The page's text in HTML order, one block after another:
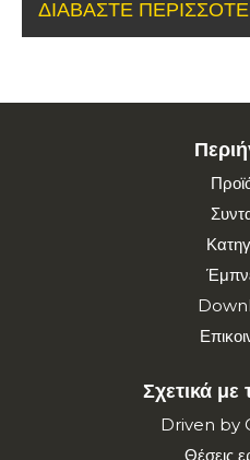
ΔΙΑΒΆΣΤΕ
Σχετικά
Driven by
Θέσεις